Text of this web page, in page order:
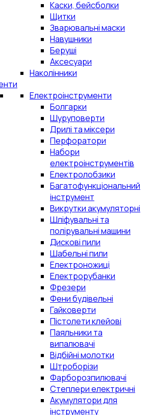
Каски, бейсболки
Щитки
Зварювальні маски
Навушники
Беруші
Аксесуари
Наколінники
Електроінструменти
Болгарки
Шуруповерти
Дрилі та міксери
Перфоратори
Набори
електроінструментів
Електролобзики
Багатофункціональний
інструмент
Викрутки акумуляторні
Шліфувальні та
полірувальні машини
Дискові пили
Шабельні пили
Електроножиці
Електрорубанки
Фрезери
Фени будівельні
Гайковерти
Пістолети клейові
Паяльники та
випалювачі
Відбійні молотки
Штроборізи
Фарборозпилювачі
Степлери електричні
Акумулятори для
інструменту